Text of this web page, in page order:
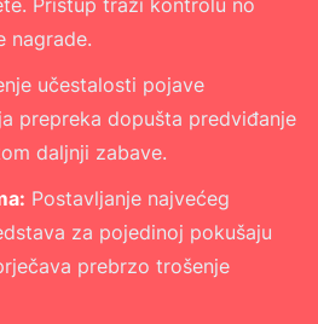
Pristup traži kontrolu no
nagrade.
učestalosti pojave
prepreka dopušta predviđanje
daljnji zabave.
Postavljanje najvećeg
za pojedinoj pokušaju
prebrzo trošenje